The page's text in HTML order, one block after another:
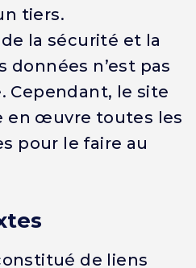
tiers.
la sécurité et la
n’est pas
Cependant, le site
en œuvre toutes les
pour le faire au
de liens